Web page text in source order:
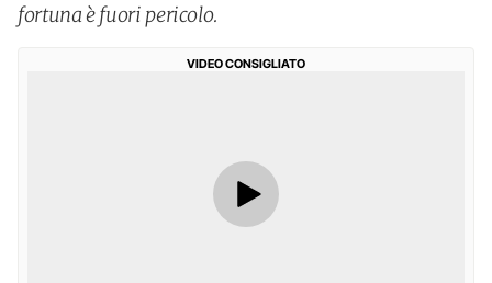
fortuna è fuori pericolo.
VIDEO CONSIGLIATO